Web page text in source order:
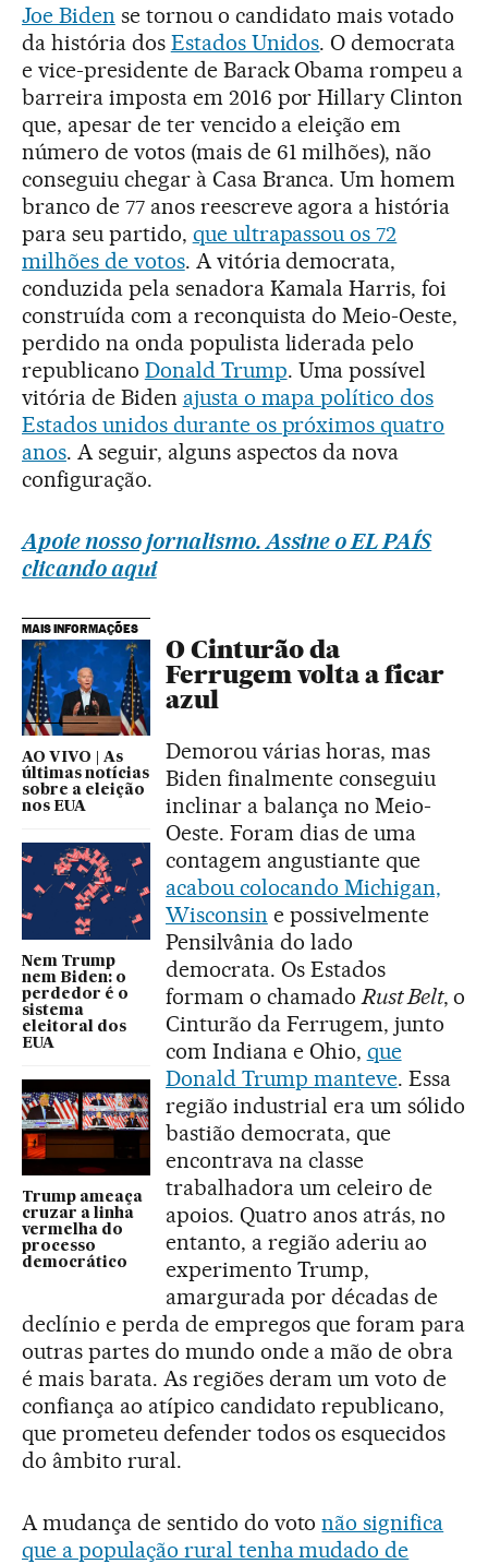
Joe Biden se tornou o candidato mais votado
da história dos Estados Unidos. O democrata
e vice-presidente de Barack Obama rompeu a
barreira imposta em 2016 por Hillary Clinton
que, apesar de ter vencido a eleição em
número de votos (mais de 61 milhões), não
conseguiu chegar à Casa Branca. Um homem
branco de 77 anos reescreve agora a história
para seu partido, que ultrapassou os 72
milhões de votos. A vitória democrata,
conduzida pela senadora Kamala Harris, foi
construída com a reconquista do Meio-Oeste,
perdido na onda populista liderada pelo
republicano Donald Trump. Uma possível
vitória de Biden ajusta o mapa político dos
Estados unidos durante os próximos quatro
anos. A seguir, alguns aspectos da nova
configuração.
Apoie nosso jornalismo. Assine o EL PAÍS
clicando aqui
MAIS INFORMAÇÕES
AO VIVO | As
últimas notícias
sobre a eleição
nos EUA
Nem Trump
nem Biden: o
perdedor é o
sistema
eleitoral dos
EUA
Trump ameaça
cruzar a linha
vermelha do
processo
democrático
O Cinturão da
Ferrugem volta a ficar
azul
Demorou várias horas, mas
Biden finalmente conseguiu
inclinar a balança no Meio-
Oeste. Foram dias de uma
contagem angustiante que
acabou colocando Michigan,
Wisconsin e possivelmente
Pensilvânia do lado
democrata. Os Estados
formam o chamadoRust Belt, o
Cinturão da Ferrugem, junto
com Indiana e Ohio, que
Donald Trump manteve. Essa
região industrial era um sólido
bastião democrata, que
encontrava na classe
trabalhadora um celeiro de
apoios. Quatro anos atrás, no
entanto, a região aderiu ao
experimento Trump,
amargurada por décadas de
declínio e perda de empregos que foram para
outras partes do mundo onde a mão de obra
é mais barata. As regiões deram um voto de
confiança ao atípico candidato republicano,
que prometeu defender todos os esquecidos
do âmbito rural.
A mudança de sentido do votonão significa
que a população rural tenha mudado de